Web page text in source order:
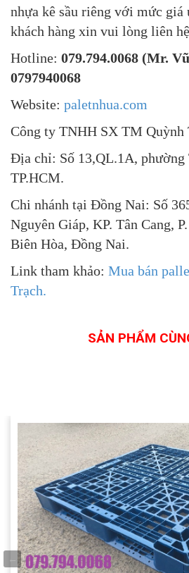
nhựa kê sầu riêng với mức giá
khách hàng xin vui lòng liên
Hotline: 079.794.0068 (Mr.
0797940068
Website: paletnhua.com
Công ty TNHH SX TM Quỳnh
Địa chỉ: Số 13,QL.1A, phường
TP.HCM.
Chi nhánh tại Đồng Nai: Số
Nguyên Giáp, KP. Tân Cang,
Biên Hòa, Đồng Nai.
Link tham khảo: Mua bán
Trạch.
SẢN PHẨM